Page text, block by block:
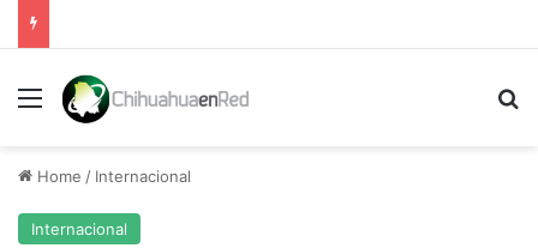
Menu
Home / Internacional
Internacional